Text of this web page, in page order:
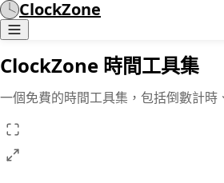
ClockZone
ClockZone 時間工具集
一個免費的時間工具集，包括倒數計時